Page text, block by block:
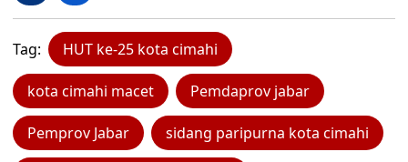
Tag: HUT ke-25 kota cimahi
kota cimahi macet Pemdaprov jabar
Pemprov Jabar sidang paripurna kota cimahi